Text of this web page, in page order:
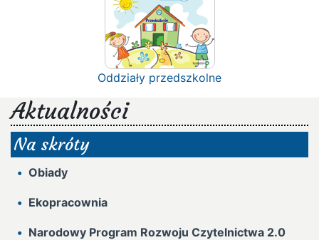
Oddziały przedszkolne
Aktualności
Na skróty
Obiady
Ekopracownia
Narodowy Program Rozwoju Czytelnictwa 2.0